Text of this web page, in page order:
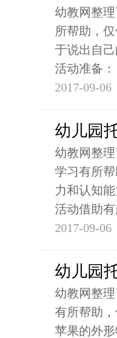
幼教网整
所帮助，
于说出自
活动准备：
2017-09-06
幼儿园
幼教网整
学习有所
力和认知
活动借助
2017-09-06
幼儿园
幼教网整
有所帮助
苹果的外